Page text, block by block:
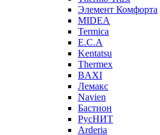
Элемент Комфорта
MIDEA
Termica
E.C.A
Kentatsu
Thermex
BAXI
Лемакс
Navien
Бастион
РусНИТ
Arderia